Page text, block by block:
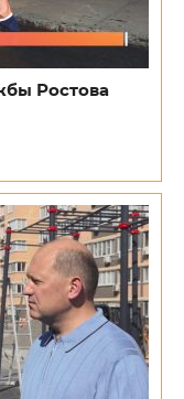
Ростова